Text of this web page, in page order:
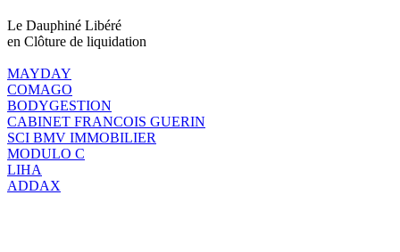
Le Dauphiné Libéré
en Clôture de liquidation
MAYDAY
COMAGO
BODYGESTION
CABINET FRANCOIS GUERIN
SCI BMV IMMOBILIER
MODULO C
LIHA
ADDAX